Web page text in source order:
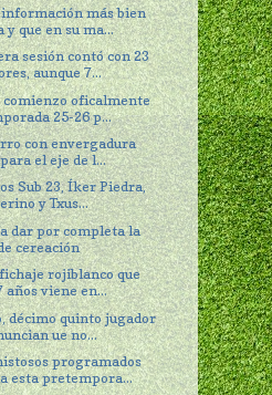
información más bien
y que en su ma...
sesión contó con 23
aunque 7...
comienzo oficalmente
25-26 p...
con envergadura
el eje de l...
Sub 23, Íker Piedra,
y Txus...
dar por completa la
cereación
rojiblanco que
años viene en...
décimo quinto jugador
ue no...
programados
esta pretempora...